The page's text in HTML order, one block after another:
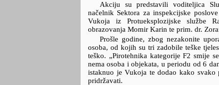
Akciju su predstavili voditeljica
načelnik Sektora za inspekcijske
Vukoja iz Protueksplozijske službe
obrazovanja Momir Karin te prim. dr.
Prošle godine, zbog nezakonite
osoba, od kojih su tri zadobile teške
teško. „Pirotehnika kategorije F2 smije
nema osoba i objekata, u periodu od 6
istaknuo je Vukoja te dodao kako
pridržavati.